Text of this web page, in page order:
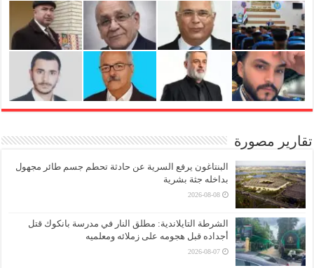
تقارير مصورة
البنتاغون يرفع السرية عن حادثة تحطم جسم طائر مجهول
بداخله جثة بشرية
2026-08-08
الشرطة التايلاندية: مطلق النار في مدرسة بانكوك قتل
أجداده قبل هجومه على زملائه ومعلميه
2026-08-07